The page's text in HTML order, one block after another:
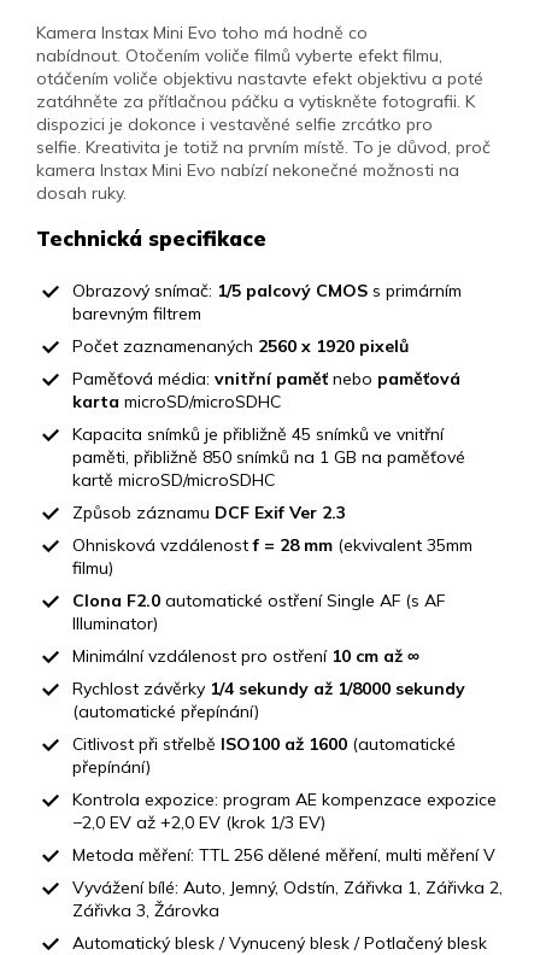
Kamera Instax Mini Evo toho má hodně co
nabídnout. Otočením voliče filmů vyberte efekt filmu,
otáčením voliče objektivu nastavte efekt objektivu a poté
zatáhněte za přítlačnou páčku a vytiskněte fotografii. K
dispozici je dokonce i vestavěné selfie zrcátko pro
selfie. Kreativita je totiž na prvním místě. To je důvod, proč
kamera Instax Mini Evo nabízí nekonečné možnosti na
dosah ruky.
Technická specifikace
Obrazový snímač: 1/5 palcový CMOS s primárním
barevným filtrem
Počet zaznamenaných 2560 x 1920 pixelů
Paměťová média: vnitřní paměť nebo paměťová
karta microSD/microSDHC
Kapacita snímků je přibližně 45 snímků ve vnitřní
paměti, přibližně 850 snímků na 1 GB na paměťové
kartě microSD/microSDHC
Způsob záznamu DCF Exif Ver 2.3
Ohnisková vzdálenostf = 28 mm (ekvivalent 35mm
filmu)
Clona F2.0 automatické ostření Single AF (s AF
Illuminator)
Minimální vzdálenost pro ostření 10 cm až ∞
Rychlost závěrky 1/4 sekundy až 1/8000 sekundy
(automatické přepínání)
Citlivost při střelbě ISO100 až 1600 (automatické
přepínání)
Kontrola expozice: program AE kompenzace expozice
−2,0 EV až +2,0 EV (krok 1/3 EV)
Metoda měření: TTL 256 dělené měření, multi měření V
Vyvážení bílé: Auto, Jemný, Odstín, Zářivka 1, Zářivka 2,
Zářivka 3, Žárovka
Automatický blesk / Vynucený blesk / Potlačený blesk